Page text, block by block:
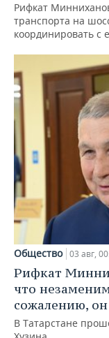
Рифкат
транспорта на
координировать с
Общество 03 авг,
Рифкат
что
сожалению,
В Татарстане